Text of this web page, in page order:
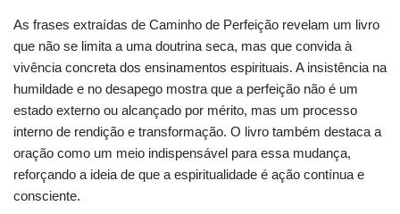
As frases extraídas de Caminho de Perfeição revelam um livro
que não se limita a uma doutrina seca, mas que convida à
vivência concreta dos ensinamentos espirituais. A insistência na
humildade e no desapego mostra que a perfeição não é um
estado externo ou alcançado por mérito, mas um processo
interno de rendição e transformação. O livro também destaca a
oração como um meio indispensável para essa mudança,
reforçando a ideia de que a espiritualidade é ação contínua e
consciente.